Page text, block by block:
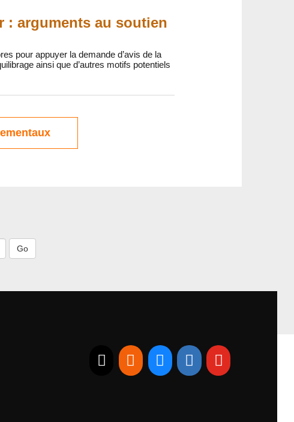
: arguments au soutien
pour appuyer la demande d’avis de la
ainsi que d’autres motifs potentiels